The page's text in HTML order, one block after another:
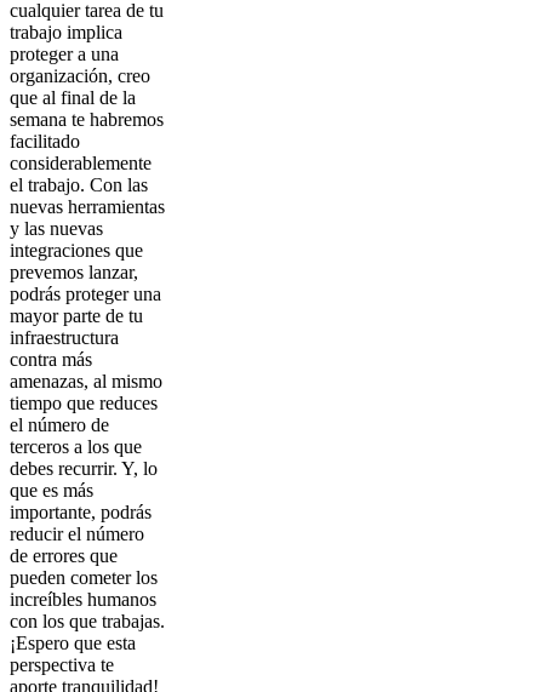
cualquier tarea de tu
trabajo implica
proteger a una
organización, creo
que al final de la
semana te habremos
facilitado
considerablemente
el trabajo. Con las
nuevas herramientas
y las nuevas
integraciones que
prevemos lanzar,
podrás proteger una
mayor parte de tu
infraestructura
contra más
amenazas, al mismo
tiempo que reduces
el número de
terceros a los que
debes recurrir. Y, lo
que es más
importante, podrás
reducir el número
de errores que
pueden cometer los
increíbles humanos
con los que trabajas.
¡Espero que esta
perspectiva te
aporte tranquilidad!